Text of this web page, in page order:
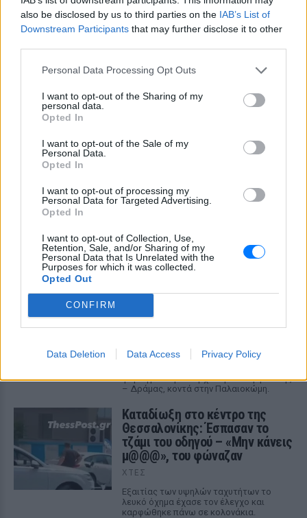
also be disclosed by us to third parties on the IAB’s List of
Downstream Participants that may further disclose it to other
Personal Data Processing Opt Outs
I want to opt-out of the Sharing of my
personal data.
Opted In
I want to opt-out of the Sale of my
Personal Data.
Opted In
I want to opt-out of processing my
Personal Data for Targeted Advertising.
Opted In
I want to opt-out of Collection, Use,
Retention, Sale, and/or Sharing of my
Personal Data that Is Unrelated with the
Purposes for which it was collected.
Opted Out
CONFIRM
Data Deletion Data Access Privacy Policy
ΔΕΙΤΕ ΕΠΙΣΗΣ
που σκότωσε νύφη ώρες μετά
Η Jamie Lee Komoroski, με αλκοόλ
τριπλάσιο του νόμιμου ορίου, έπεσε
αστυνομικό τμήμα αποκαλύπτει τη
συμπεριφορά της λίγο μετά τη μοιραία
σύγκρουση
γυναίκα και το παιδί μου, τα
πατέρα
Μητέρα 43 ετών και ο 21χρονος γιος της
φορτηγό στην επαρχιακή οδό Αμφίπολης
– Δράμας, κοντά στην Παλαιοκώμη.
Καταδίωξη στο κέντρο της
Θεσσαλονίκης: Έσπασαν το
τζάμι του οδηγού – «Μην κάνεις
μ@@@», του φώναζαν
ΧΤΕΣ
Εξαιτίας των υψηλών ταχυτήτων το
λευκό όχημα έχασε τον έλεγχο και
καρφώθηκε πάνω σε κολονάκια.